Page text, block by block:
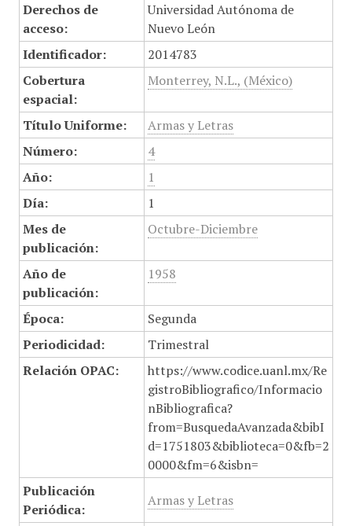
Derechos de
acceso:
Universidad Autónoma de
Nuevo León
Identificador:
2014783
Cobertura
espacial:
Monterrey, N.L., (México)
Título Uniforme:
Armas y Letras
Número:
4
Año:
1
Día:
1
Mes de
publicación:
Octubre-Diciembre
Año de
publicación:
1958
Época:
Segunda
Periodicidad:
Trimestral
Relación OPAC:
https://www.codice.uanl.mx/Re
gistroBibliografico/Informacio
nBibliografica?
from=BusquedaAvanzada&bibI
d=1751803&biblioteca=0&fb=2
0000&fm=6&isbn=
Publicación
Periódica:
Armas y Letras